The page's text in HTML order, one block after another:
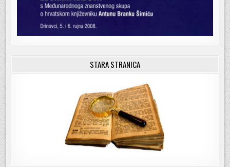
STARA STRANICA